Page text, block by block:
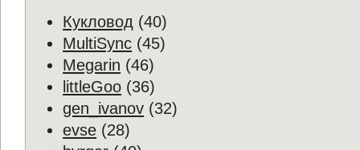
Кукловод (40)
MultiSync (45)
Megarin (46)
littleGoo (36)
gen_ivanov (32)
evse (28)